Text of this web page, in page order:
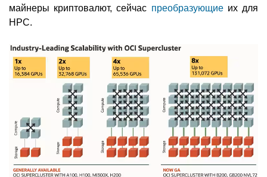
майнеры криптовалют, сейчас преобразующиеих для
HPC.